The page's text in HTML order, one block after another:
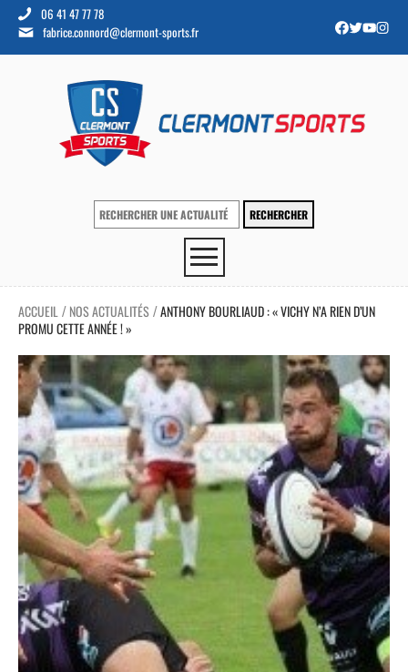
06 41 47 77 78
fabrice.connord@clermont-sports.fr
ACCUEIL / NOS ACTUALITÉS /ANTHONY BOURLIAUD : « VICHY N’A RIEN D’UN
PROMU CETTE ANNÉE ! »